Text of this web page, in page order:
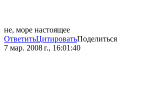
не, море настоящее
ОтветитьЦитироватьПоделиться
7 мар. 2008 г., 16:01:40